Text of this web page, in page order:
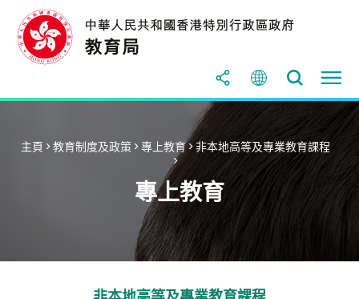
主頁 >教育制度及政策 >專上教育>非本地高等及專業教育課程
>
專上教育